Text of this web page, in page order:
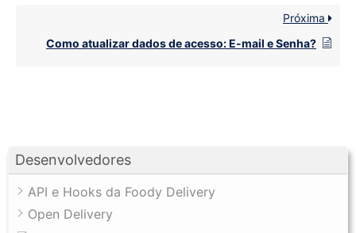
Desenvolvedores
API e Hooks da Foody Delivery
Open Delivery
Próxima
Como atualizar dados de acesso: E-mail e Senha?